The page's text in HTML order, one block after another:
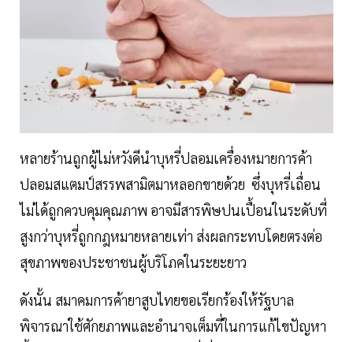
หลายร้านถูกผู้ไม่หวังดีนำบุหรี่ปลอมเครื่องหมายการค้า
ปลอมสแตมป์สรรพสามิตมาหลอกขายด้วย ซึ่งบุหรี่เถื่อน
ไม่ได้ถูกควบคุมคุณภาพ อาจมีสารพิษปนเปื้อนในระดับที่
สูงกว่าบุหรี่ถูกกฎหมายหลายเท่า ส่งผลกระทบโดยตรงต่อ
สุขภาพของประชาชนผู้บริโภคในระยะยาว
ดังนั้น สมาคมการค้ายาสูบไทยขอเรียกร้องให้รัฐบาล
พิจารณาใช้ศักยภาพและอำนาจเต็มที่ในการแก้ไขปัญหา